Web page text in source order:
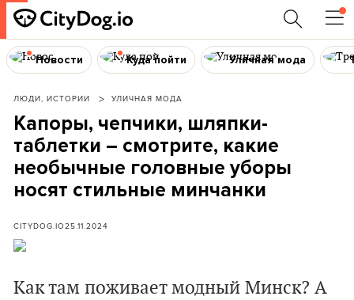
Новости Куда пойти Уличная мода
ЛЮДИ, ИСТОРИИ УЛИЧНАЯ МОДА
Капоры, чепчики, шляпки-
таблетки – смотрите, какие
необычные головные уборы
носят стильные минчанки
CITYDOG.IO25.11.2024
Как там поживает модный Минск? А